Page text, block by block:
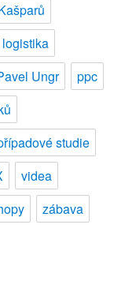
logistika
Ungr
ppc
studie
videa
zábava